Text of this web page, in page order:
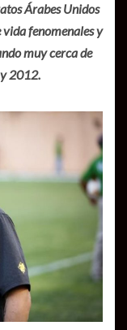
Árabes Unidos
vida fenomenales y
muy cerca de
2012.